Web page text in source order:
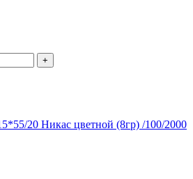
+
20 Никас цветной (8гр) /100/2000